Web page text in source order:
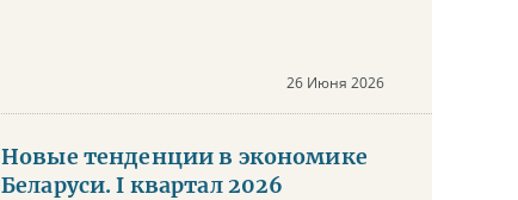
26 Июня 2026
Новые тенденции в экономике
Беларуси. I квартал 2026